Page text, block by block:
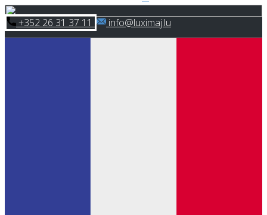
Skip
to
content
​+352 26 31 37 11 ​info@luximaj.lu